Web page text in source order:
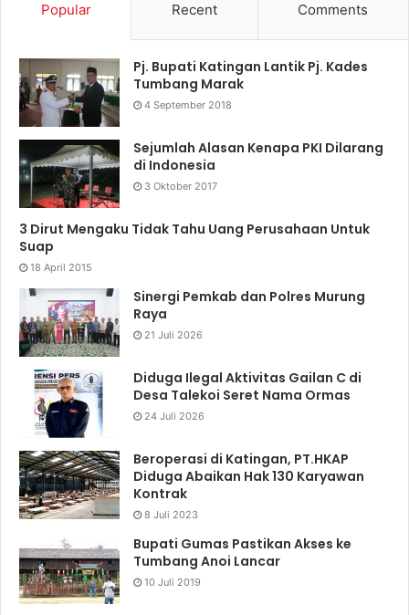
Popular Recent Comments
Pj. Bupati Katingan Lantik Pj. Kades
Tumbang Marak
4 September 2018
Sejumlah Alasan Kenapa PKI Dilarang
di Indonesia
3 Oktober 2017
3 Dirut Mengaku Tidak Tahu Uang Perusahaan Untuk
Suap
18 April 2015
Sinergi Pemkab dan Polres Murung
Raya
21 Juli 2026
Diduga Ilegal Aktivitas Gailan C di
Desa Talekoi Seret Nama Ormas
24 Juli 2026
Beroperasi di Katingan, PT.HKAP
Diduga Abaikan Hak 130 Karyawan
Kontrak
8 Juli 2023
Bupati Gumas Pastikan Akses ke
Tumbang Anoi Lancar
10 Juli 2019